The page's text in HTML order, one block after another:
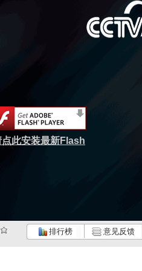
点此安装最新Flash
排行榜 意见反馈